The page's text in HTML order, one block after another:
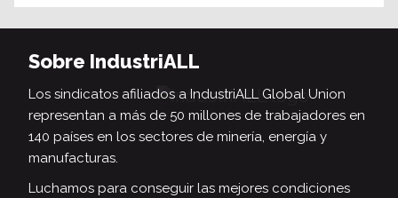
Sobre IndustriALL
Los sindicatos afiliados a IndustriALL Global Union
representan a más de 50 millones de trabajadores en
140 países en los sectores de minería, energía y
manufacturas.
Luchamos para conseguir las mejores condiciones